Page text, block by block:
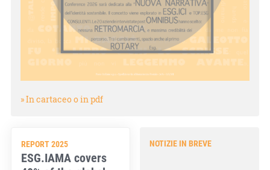
» In cartaceo o in pdf
REPORT 2025
ESG.IAMA covers
NOTIZIE IN BREVE